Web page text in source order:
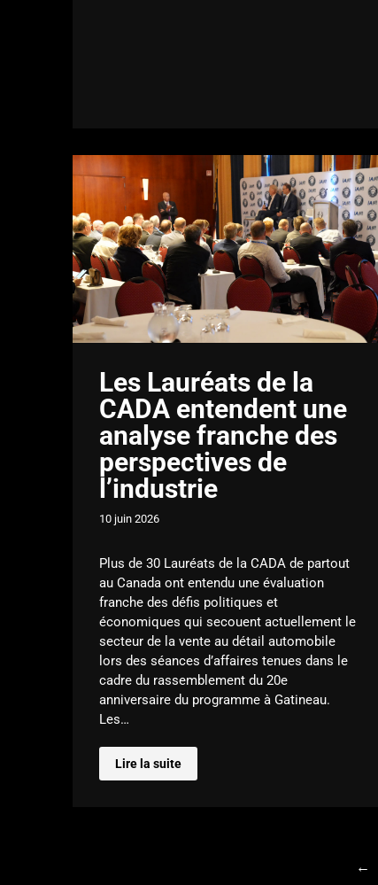
Les Lauréats de la
CADA entendent une
analyse franche des
perspectives de
l’industrie
10 juin 2026
Plus de 30 Lauréats de la CADA de partout
au Canada ont entendu une évaluation
franche des défis politiques et
économiques qui secouent actuellement le
secteur de la vente au détail automobile
lors des séances d’affaires tenues dans le
cadre du rassemblement du 20e
anniversaire du programme à Gatineau.
Les…
Lire la suite
←